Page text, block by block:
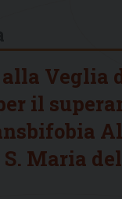
Veglia
il
Maria